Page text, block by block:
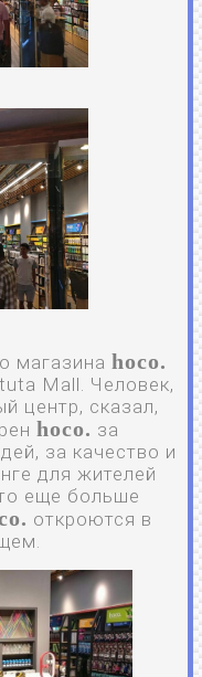
магазина hoco.
Mall. Человек,
центр, сказал,
hoco. за
за качество и
для жителей
еще больше
откроются в